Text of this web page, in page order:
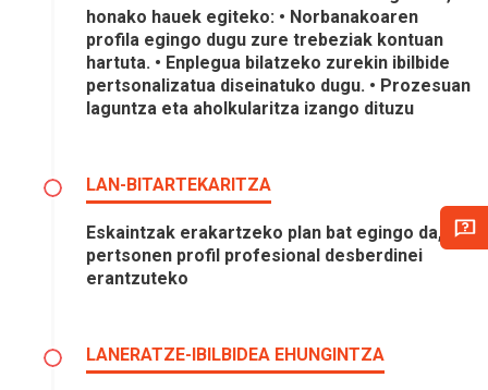
honako hauek egiteko: • Norbanakoaren
profila egingo dugu zure trebeziak kontuan
hartuta. • Enplegua bilatzeko zurekin ibilbide
pertsonalizatua diseinatuko dugu. • Prozesuan
laguntza eta aholkularitza izango dituzu
LAN-BITARTEKARITZA
Eskaintzak erakartzeko plan bat egingo da,
pertsonen profil profesional desberdinei
erantzuteko
LANERATZE-IBILBIDEA EHUNGINTZA